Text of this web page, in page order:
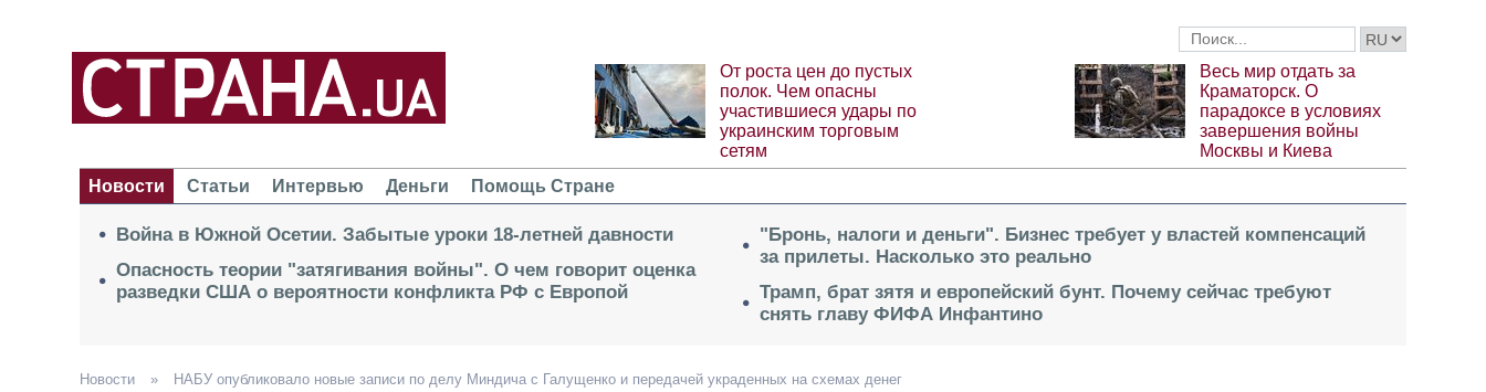
От роста цен до пустых
полок. Чем опасны
участившиеся удары по
украинским торговым
сетям
Весь мир отдать за
Краматорск. О
парадоксе в условиях
завершения войны
Москвы и Киева
Новости
Статьи Интервью Деньги Помощь Стране
Война в Южной Осетии. Забытые уроки 18-летней давности
Опасность теории "затягивания войны". О чем говорит оценка
разведки США о вероятности конфликта РФ с Европой
"Бронь, налоги и деньги". Бизнес требует у властей компенсаций
за прилеты. Насколько это реально
Трамп, брат зятя и европейский бунт. Почему сейчас требуют
снять главу ФИФА Инфантино
Новости » НАБУ опубликовало новые записи по делу Миндича с Галущенко и передачей украденных на схемах денег